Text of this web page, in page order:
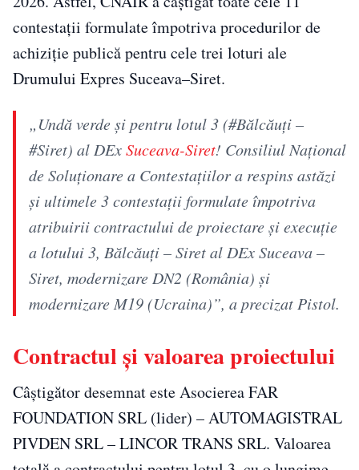
contestații formulate împotriva procedurilor de
achiziție publică pentru cele trei loturi ale
Drumului Expres Suceava–Siret.
„Undă verde și pentru lotul 3 (#Bălcăuți –
#Siret) al DExSuceava-Siret! Consiliul Național
de Soluționare a Contestațiilor a respins astăzi
și ultimele 3 contestații formulate împotriva
atribuirii contractului de proiectare și execuție
a lotului 3, Bălcăuți – Siret al DEx Suceava –
Siret, modernizare DN2 (România) și
modernizare M19 (Ucraina)”, a precizat Pistol.
Contractul și valoarea proiectului
Câștigător desemnat este Asocierea FAR
FOUNDATION SRL (lider) – AUTOMAGISTRAL
PIVDEN SRL – LINCOR TRANS SRL. Valoarea